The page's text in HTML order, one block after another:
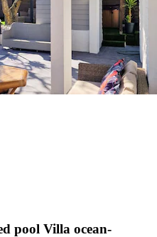
pool Villa ocean-